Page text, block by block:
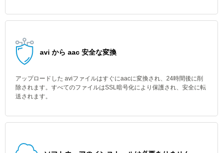
avi から aac 安全な変換
アップロードした aviファイルはすぐにaacに変換され、24時間後に削
除されます。すべてのファイルはSSL暗号化により保護され、安全に転
送されます。